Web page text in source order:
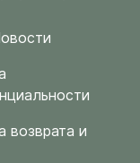
возврата и